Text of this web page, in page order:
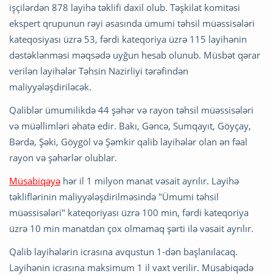
işçilərdən 878 layihə təklifi daxil olub. Təşkilat komitəsi
ekspert qrupunun rəyi əsasında ümumi təhsil müəssisələri
kateqosiyası üzrə 53, fərdi kateqoriya üzrə 115 layihənin
dəstəklənməsi məqsədə uyğun hesab olunub. Müsbət qərar
verilən layihələr Təhsin Nazirliyi tərəfindən
maliyyələşdiriləcək.
Qaliblər ümumilikdə 44 şəhər və rayon təhsil müəssisələri
və müəllimləri əhatə edir. Bakı, Gəncə, Sumqayıt, Göyçay,
Bərdə, Şəki, Göygöl və Şəmkir qalib layihələr olan ən fəal
rayon və şəhərlər olublar.
Müsabiqəyə hər il 1 milyon manat vəsait ayrılır. Layihə
təkliflərinin maliyyələşdirilməsində "Ümumi təhsil
müəssisələri" kateqoriyası üzrə 100 min, fərdi kateqoriya
üzrə 10 min manatdan çox olmamaq şərti ilə vəsait ayrılır.
Qalib layihələrin icrasına avqustun 1-dən başlanılacaq.
Layihənin icrasına maksimum 1 il vaxt verilir. Müsabiqədə